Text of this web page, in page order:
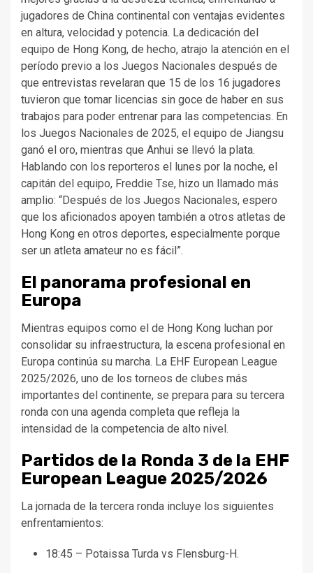
jugadores de China continental con ventajas evidentes
en altura, velocidad y potencia. La dedicación del
equipo de Hong Kong, de hecho, atrajo la atención en el
período previo a los Juegos Nacionales después de
que entrevistas revelaran que 15 de los 16 jugadores
tuvieron que tomar licencias sin goce de haber en sus
trabajos para poder entrenar para las competencias. En
los Juegos Nacionales de 2025, el equipo de Jiangsu
ganó el oro, mientras que Anhui se llevó la plata.
Hablando con los reporteros el lunes por la noche, el
capitán del equipo, Freddie Tse, hizo un llamado más
amplio: “Después de los Juegos Nacionales, espero
que los aficionados apoyen también a otros atletas de
Hong Kong en otros deportes, especialmente porque
ser un atleta amateur no es fácil”.
El panorama profesional en
Europa
Mientras equipos como el de Hong Kong luchan por
consolidar su infraestructura, la escena profesional en
Europa continúa su marcha. La EHF European League
2025/2026, uno de los torneos de clubes más
importantes del continente, se prepara para su tercera
ronda con una agenda completa que refleja la
intensidad de la competencia de alto nivel.
Partidos de la Ronda 3 de la EHF
European League 2025/2026
La jornada de la tercera ronda incluye los siguientes
enfrentamientos:
18:45 – Potaissa Turda vs Flensburg-H.